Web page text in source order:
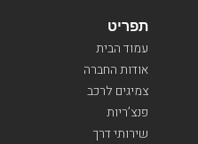
תפריט
עמוד הבית
אודות החברה
צמיגים לרכב
פנצ’ריות
שירותי דרך